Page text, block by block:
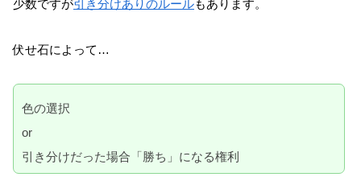
少数ですが引き分けありのルールもあります。
伏せ石によって…
色の選択
or
引き分けだった場合「勝ち」になる権利